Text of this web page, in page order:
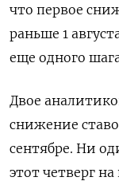
что первое
раньше 1
еще одного
Двое
снижение
сентябре. Ни
этот четверг